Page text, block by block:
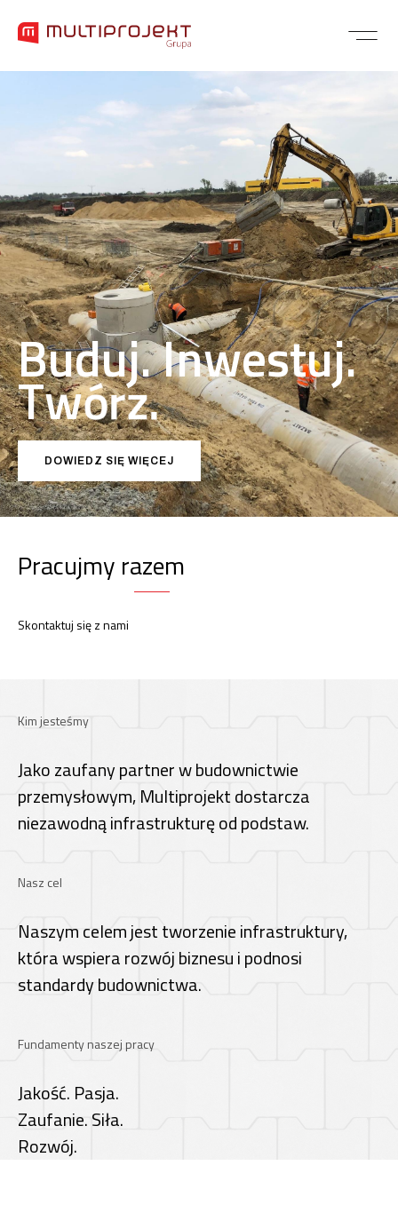
Buduj. Inwestuj.
Zwyciężaj.
DOWIEDZ SIĘ WIĘCEJ
Pracujmy razem
Skontaktuj się z nami
Kim jesteśmy
Jako zaufany partner w budownictwie
przemysłowym, Multiprojekt dostarcza
niezawodną infrastrukturę od podstaw.
Nasz cel
Naszym celem jest tworzenie infrastruktury,
która wspiera rozwój biznesu i podnosi
standardy budownictwa.
Fundamenty naszej pracy
Jakość. Pasja.
Zaufanie. Siła.
Rozwój.